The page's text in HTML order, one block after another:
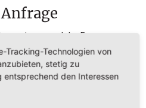
wissen, welche Fragen
wir Ihnen weiterhelfen
Tracking-Technologien von
stetig zu
entsprechend den Interessen